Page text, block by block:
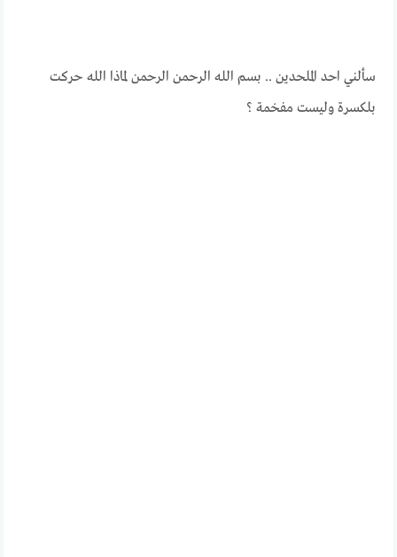
سألني احد الملحدين .. بسم الله الرحمن الرحمن لماذا الله حركت
بلكسرة وليست مفخمة ؟